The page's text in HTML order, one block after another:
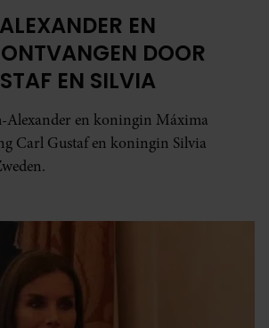
EN
DOOR
EN SILVIA
Alexander en koningin Máxima
Carl Gustaf en koningin Silvia